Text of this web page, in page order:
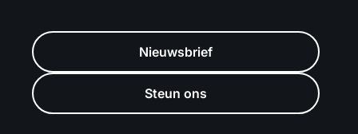
Nieuwsbrief
Steun ons